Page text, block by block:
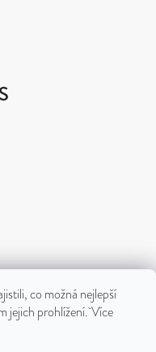
co možná nejlepší
jejich prohlížení. Více